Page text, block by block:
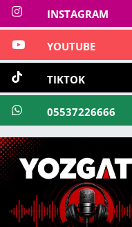
INSTAGRAM
YOUTUBE
TIKTOK
05537226666